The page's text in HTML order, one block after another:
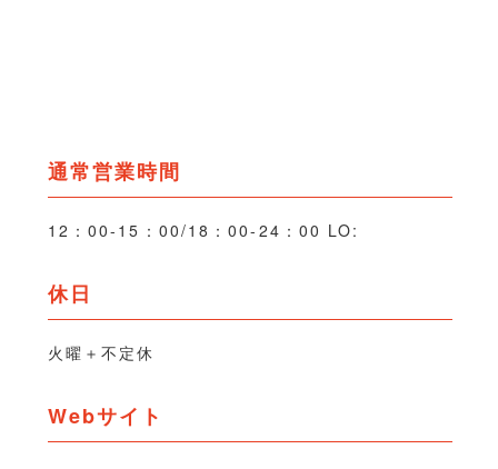
通常営業時間
12：00-15：00/18：00-24：00 LO:
休日
火曜＋不定休
Webサイト